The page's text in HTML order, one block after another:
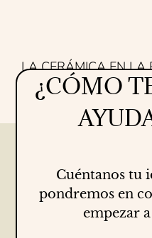
LA CERÁMICA EN LA
Proyectos 16/07/2026
¿CÓMO
Cuéntanos tu
pondremos en
empezar